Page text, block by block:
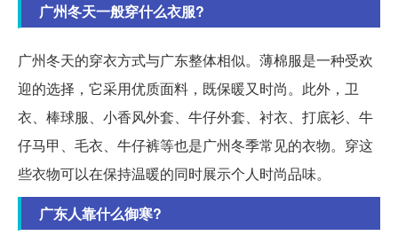
广州冬天一般穿什么衣服?
广州冬天的穿衣方式与广东整体相似。薄棉服是一种受欢
迎的选择，它采用优质面料，既保暖又时尚。此外，卫
衣、棒球服、小香风外套、牛仔外套、衬衣、打底衫、牛
仔马甲、毛衣、牛仔裤等也是广州冬季常见的衣物。穿这
些衣物可以在保持温暖的同时展示个人时尚品味。
广东人靠什么御寒?